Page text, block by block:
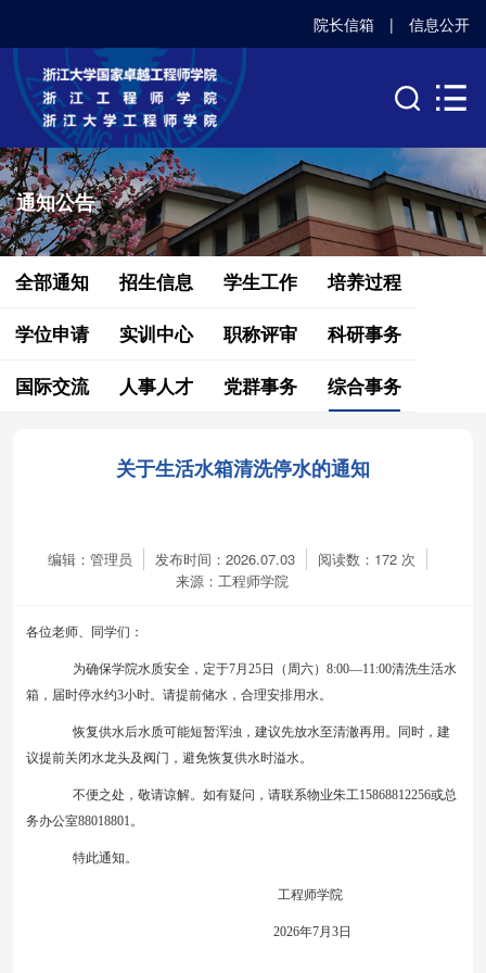
院长信箱 | 信息公开
通知公告
全部通知 招生信息 学生工作
培养过程
学位申请
实训中心 职称评审
科研事务
国际交流
人事人才 党群事务 综合事务
关于生活水箱清洗停水的通知
编辑：管理员 发布时间：2026.07.03 阅读数： 172 次
来源：工程师学院
各位老师、同学们：
为确保学院水质安全，定于7月25日（周六）8:00—11:00清洗生活水
箱，届时停水约3小时。请提前储水，合理安排用水。
恢复供水后水质可能短暂浑浊，建议先放水至清澈再用。同时，建
议提前关闭水龙头及阀门，避免恢复供水时溢水。
不便之处，敬请谅解。如有疑问，请联系物业朱工15868812256或总
务办公室88018801。
特此通知。
工程师学院
2026年7月3日